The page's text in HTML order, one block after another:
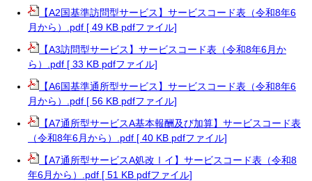
【A2国基準訪問型サービス】サービスコード表（令和8年6
月から）.pdf [ 49 KB pdfファイル]
【A3訪問型サービス】サービスコード表（令和8年6月か
ら）.pdf [ 33 KB pdfファイル]
【A6国基準通所型サービス】サービスコード表（令和8年6
月から）.pdf [ 56 KB pdfファイル]
【A7通所型サービスA基本報酬及び加算】サービスコード表
（令和8年6月から）.pdf [ 40 KB pdfファイル]
【A7通所型サービスA処改Ⅰイ】サービスコード表（令和8
年6月から）.pdf [ 51 KB pdfファイル]